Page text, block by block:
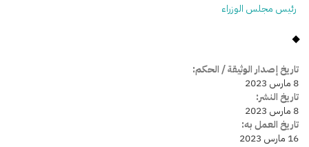
رئيس مجلس الوزراء
تاريخ إصدار الوثيقة / الحكم:
8 مارس 2023
تاريخ النشر:
8 مارس 2023
تاريخ العمل به:
16 مارس 2023